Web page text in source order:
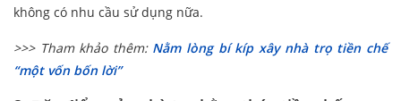
không có nhu cầu sử dụng nữa.
>>> Tham khảo thêm: Nằm lòng bí kíp xây nhà trọ tiền chế
“một vốn bốn lời”